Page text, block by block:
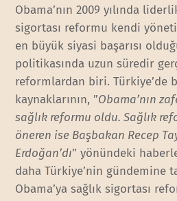
Obama’nın 2009 yılında
sigortası reformu kendi
en büyük siyasi başarısı
politikasında uzun süredir
reformlardan biri. Türkiye’de
kaynaklarının, ”Obama’nın
sağlık reformu oldu. Sağlık
öneren ise Başbakan Recep
Erdoğan’dı” yönündeki
daha Türkiye’nin gündemine
Obama’ya sağlık sigortası